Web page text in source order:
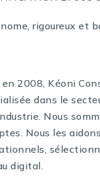
rigoureux et
en 2008, Kéoni
dans le
Nous
Nous les
digital.